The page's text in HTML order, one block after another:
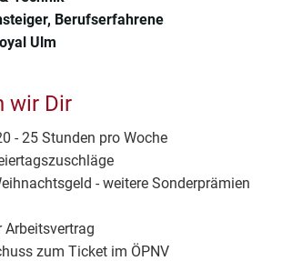
Berufserfahrene
Ulm
wir Dir
- 25 Stunden pro Woche
- weitere Sonderprämien
Arbeitsvertrag
zum Ticket im ÖPNV